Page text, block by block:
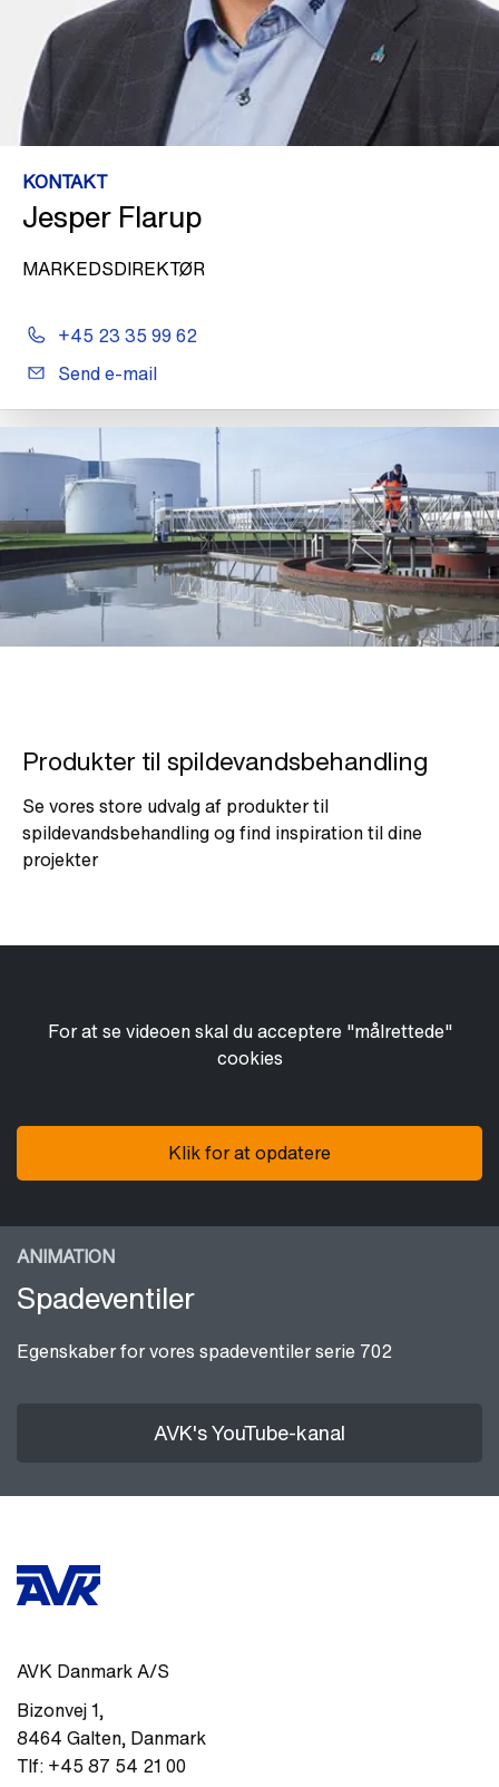
KONTAKT
Jesper Flarup
MARKEDSDIREKTØR
+45 23 35 99 62
Send e-mail
Produkter til spildevandsbehandling
Se vores store udvalg af produkter til
spildevandsbehandling og find inspiration til dine
projekter
For at se videoen skal du acceptere "målrettede"
cookies
Klik for at opdatere
ANIMATION
Spadeventiler
Egenskaber for vores spadeventiler serie 702
AVK's YouTube-kanal
AVK Danmark A/S
Bizonvej 1,
8464 Galten, Danmark
Tlf: +45 87 54 21 00